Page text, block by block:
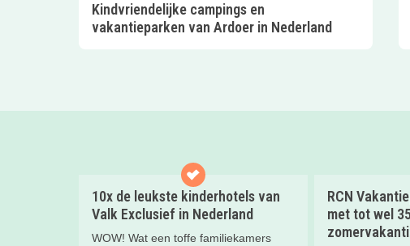
Kindvriendelijke campings en
vakantieparken van Ardoer in Nederland
10x de leukste kinderhotels van
Valk Exclusief in Nederland
WOW! Wat een toffe familiekamers
RCN
met tot wel